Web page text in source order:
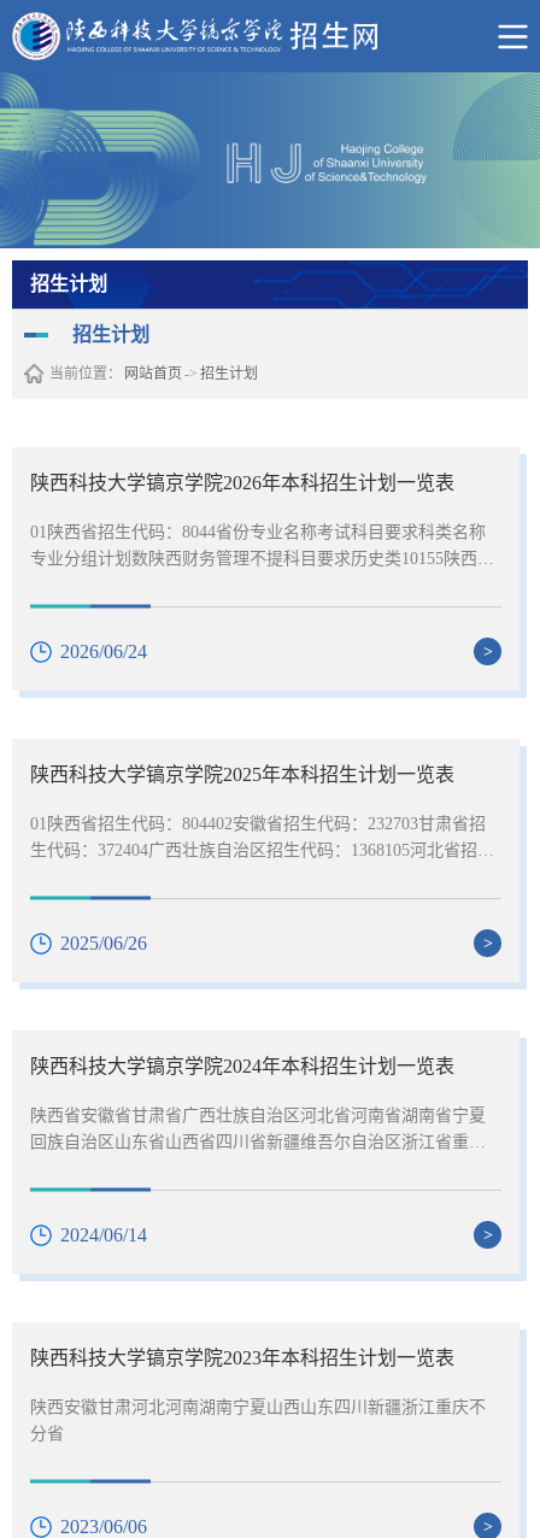
招生计划
招生计划
当前位置： 网站首页 -> 招生计划
陕西科技大学镐京学院2026年本科招生计划一览表
01陕西省招生代码：8044省份专业名称考试科目要求科类名称
专业分组计划数陕西财务管理不提科目要求历史类10155陕西电
要求历史类10120陕西会计学不提科目要求历史类10150陕西健
康服务与管理不提科目要求历史类10195陕西供应链管理不提科
目要求历史类10220陕西人力资源管理不提科目要求历史类1022
2026/06/24 >
陕西科技大学镐京学院2025年本科招生计划一览表
01陕西省招生代码：804402安徽省招生代码：232703甘肃省招
生代码：372404广西壮族自治区招生代码：1368105河北省招生
8宁夏回族自治区招生代码：615909山东省招生代码：D681010
山西省招生代码：5854011四川省招生代码：6183012新疆维吾
尔自治区招生代码：2800013浙江省招生代码：6106014重庆市
2025/06/26 >
陕西科技大学镐京学院2024年本科招生计划一览表
陕西省安徽省甘肃省广西壮族自治区河北省河南省湖南省宁夏
回族自治区山东省山西省四川省新疆维吾尔自治区浙江省重庆
2024/06/14 >
陕西科技大学镐京学院2023年本科招生计划一览表
陕西安徽甘肃河北河南湖南宁夏山西山东四川新疆浙江重庆不
分省
2023/06/06 >